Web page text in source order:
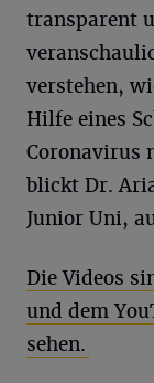
transparent
verstehen,
Hilfe eines
Coronavirus
blickt Dr.
Junior Uni,
Die Videos
und dem
sehen.